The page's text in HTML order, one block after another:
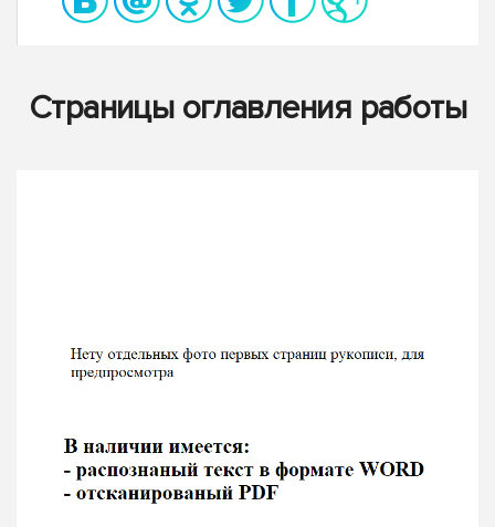
Страницы оглавления работы